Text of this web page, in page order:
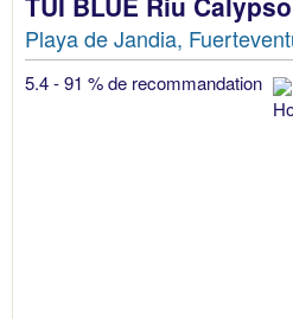
Playa de Jandia,
5.4 - 91 % de recommandation